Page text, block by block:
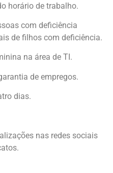
horário de trabalho.
com deficiência
de filhos com deficiência.
na área de TI.
de empregos.
dias.
nas redes sociais